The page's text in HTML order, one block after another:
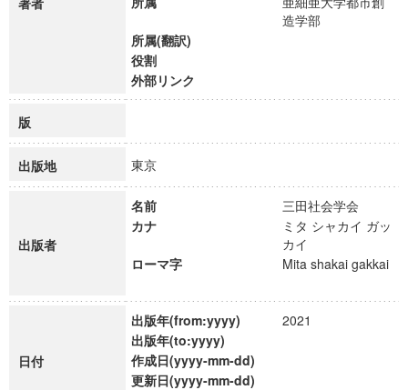
造学部
所属(翻訳)
役割
外部リンク
版
出版地 東京
出版者
名前
三田社会学会
カナ
ミタ シャカイ ガッ
カイ
ローマ字
Mita shakai gakkai
日付
出版年(from:yyyy)
2021
出版年(to:yyyy)
作成日(yyyy-mm-dd)
更新日(yyyy-mm-dd)